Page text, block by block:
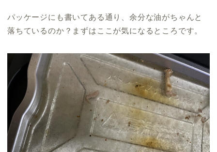
パッケージにも書いてある通り、余分な油がちゃんと
落ちているのか？まずはここが気になるところです。